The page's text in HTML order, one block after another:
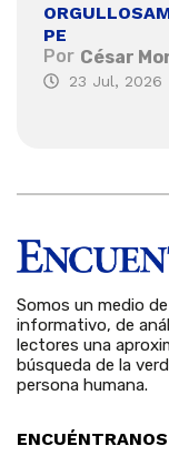
PE
Por César
23 Jul, 2026
Somos un medio
informativo, de
lectores una
búsqueda de la
persona humana.